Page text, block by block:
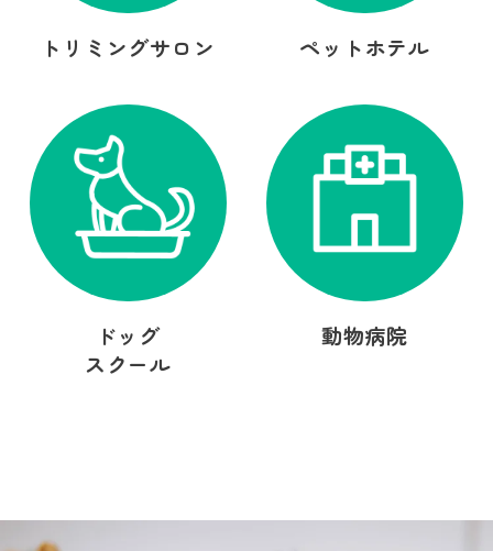
トリミングサロン ペットホテル
ドッグ
スクール
動物病院